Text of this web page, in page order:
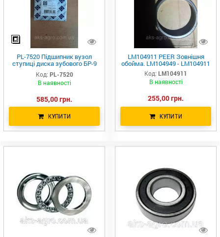
PL-7520 Підшипник вузол
ступиці диска зубового БР-9
(Z@S) Сербія
Код: PL-7520
В наявності
585,00 грн.
КУПИТИ
LM104911 PEER Зовнішня
обойма. LM104949 - LM104911
Код: LM104911
В наявності
255,00 грн.
КУПИТИ